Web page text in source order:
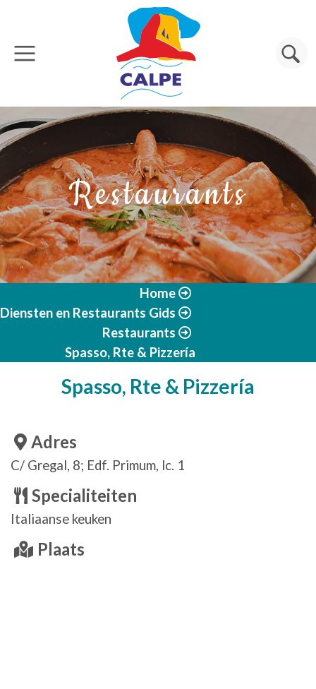
Overslaan en naar de inhoud gaan
Zoeken
Restaurants
Home
Diensten en Restaurants Gids
Restaurants
Spasso, Rte & Pizzería
Spasso, Rte & Pizzería
Adres
C/ Gregal, 8; Edf. Primum, lc. 1
Specialiteiten
Italiaanse keuken
Plaats